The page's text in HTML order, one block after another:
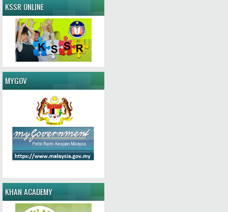
KSSR ONLINE
MYGOV
KHAN ACADEMY